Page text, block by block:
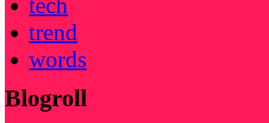
tech
trend
words
Blogroll